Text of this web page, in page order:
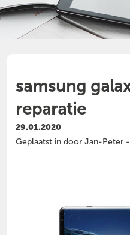
samsung
reparatie
29.01.2020
Geplaatst in door Jan-Peter